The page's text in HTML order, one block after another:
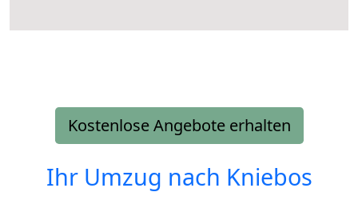
Kostenlose Angebote erhalten
Ihr Umzug nach Kniebos